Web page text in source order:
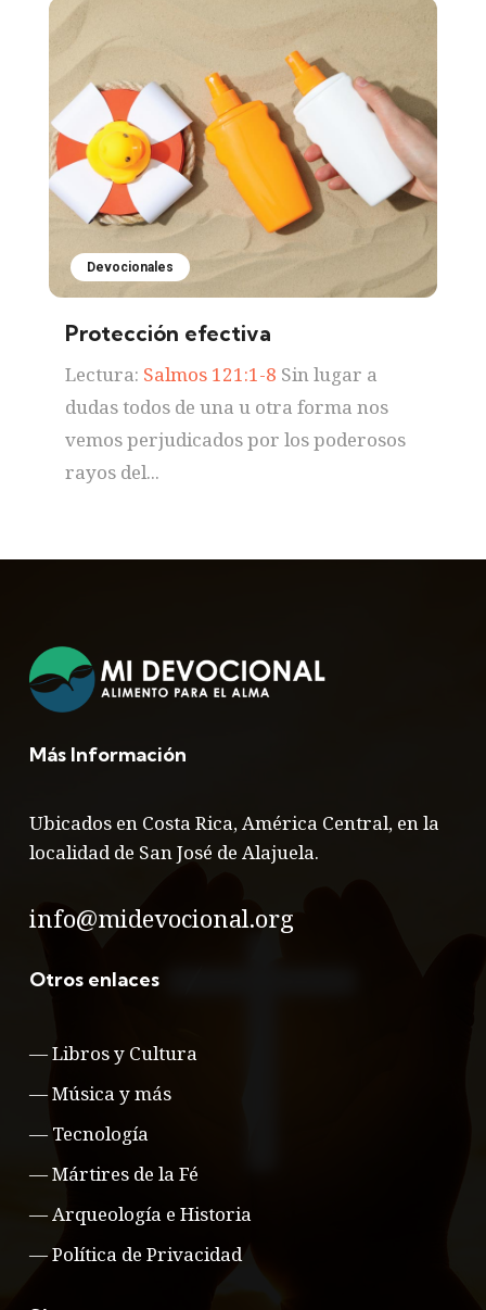
Devocionales
Protección efectiva
Lectura: Salmos 121:1-8 Sin lugar a
dudas todos de una u otra forma nos
vemos perjudicados por los poderosos
rayos del...
Más Información
Ubicados en Costa Rica, América Central, en la
localidad de San José de Alajuela.
info@midevocional.org
Otros enlaces
—Libros y Cultura
—Música y más
— Tecnología
—Mártires de la Fé
—Arqueología e Historia
—Política de Privacidad